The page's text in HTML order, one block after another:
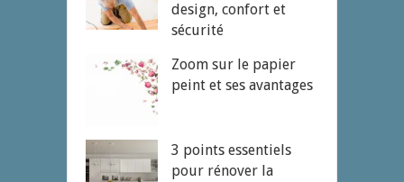
design, confort et
sécurité
Zoom sur le papier
peint et ses avantages
3 points essentiels
pour rénover la